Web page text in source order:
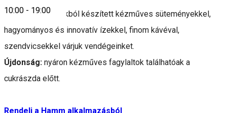
10:00 - 19:00
Helyi alapanyagokból készített kézműves süteményekkel,
hagyományos és innovatív ízekkel, finom kávéval,
szendvicsekkel várjuk vendégeinket.
Újdonság: nyáron kézműves fagylaltok találhatóak a
cukrászda előtt.
Rendelj a Hamm alkalmazásból